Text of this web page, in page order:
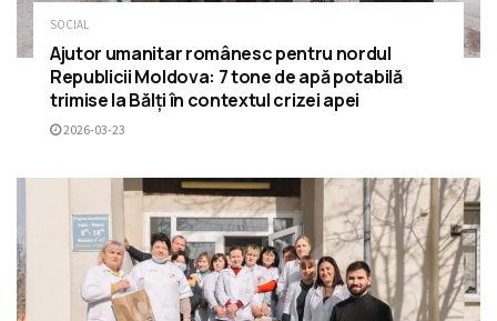
SOCIAL
Ajutor umanitar românesc pentru nordul
Republicii Moldova: 7 tone de apă potabilă
trimise la Bălți în contextul crizei apei
2026-03-23